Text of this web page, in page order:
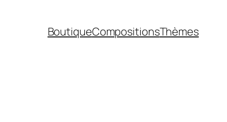
BoutiqueCompositionsThèmes